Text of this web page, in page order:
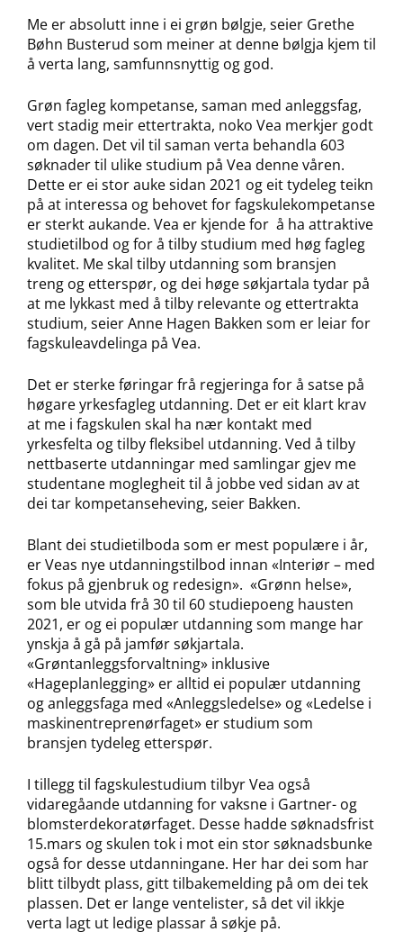
Me er absolutt inne i ei grøn bølgje, seier Grethe
Bøhn Busterud som meiner at denne bølgja kjem til
å verta lang, samfunnsnyttig og god.
Grøn fagleg kompetanse, saman med anleggsfag,
vert stadig meir ettertrakta, noko Vea merkjer godt
om dagen. Det vil til saman verta behandla 603
søknader til ulike studium på Vea denne våren.
Dette er ei stor auke sidan 2021 og eit tydeleg teikn
på at interessa og behovet for fagskulekompetanse
er sterkt aukande. Vea er kjende for å ha attraktive
studietilbod og for å tilby studium med høg fagleg
kvalitet. Me skal tilby utdanning som bransjen
treng og etterspør, og dei høge søkjartala tydar på
at me lykkast med å tilby relevante og ettertrakta
studium, seier Anne Hagen Bakken som er leiar for
fagskuleavdelinga på Vea.
Det er sterke føringar frå regjeringa for å satse på
høgare yrkesfagleg utdanning. Det er eit klart krav
at me i fagskulen skal ha nær kontakt med
yrkesfelta og tilby fleksibel utdanning. Ved å tilby
nettbaserte utdanningar med samlingar gjev me
studentane moglegheit til å jobbe ved sidan av at
dei tar kompetanseheving, seier Bakken.
Blant dei studietilboda som er mest populære i år,
er Veas nye utdanningstilbod innan «Interiør – med
fokus på gjenbruk og redesign». «Grønn helse»,
som ble utvida frå 30 til 60 studiepoeng hausten
2021, er og ei populær utdanning som mange har
ynskja å gå på jamfør søkjartala.
«Grøntanleggsforvaltning» inklusive
«Hageplanlegging» er alltid ei populær utdanning
og anleggsfaga med «Anleggsledelse» og «Ledelse i
maskinentreprenørfaget» er studium som
bransjen tydeleg etterspør.
I tillegg til fagskulestudium tilbyr Vea også
vidaregåande utdanning for vaksne i Gartner- og
blomsterdekoratørfaget. Desse hadde søknadsfrist
15.mars og skulen tok i mot ein stor søknadsbunke
også for desse utdanningane. Her har dei som har
blitt tilbydt plass, gitt tilbakemelding på om dei tek
plassen. Det er lange ventelister, så det vil ikkje
verta lagt ut ledige plassar å søkje på.